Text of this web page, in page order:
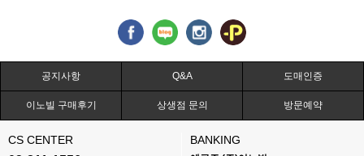
공지사항 Q&A 도매인증
이노빌 구매후기 상생점 문의 방문예약
CS CENTER BANKING